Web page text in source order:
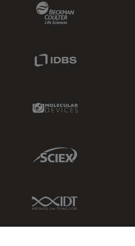
Molecular Devices Link
Sciex Link
IDT Link